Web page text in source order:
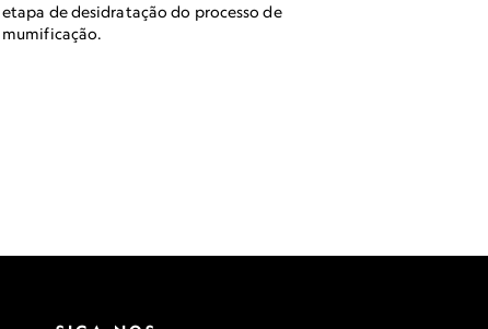
etapa de desidratação do processo de
mumificação.